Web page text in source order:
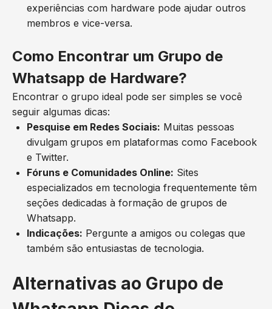
experiências com hardware pode ajudar outros
membros e vice-versa.
Como Encontrar um Grupo de
Whatsapp de Hardware?
Encontrar o grupo ideal pode ser simples se você
seguir algumas dicas:
Pesquise em Redes Sociais: Muitas pessoas
divulgam grupos em plataformas como Facebook
e Twitter.
Fóruns e Comunidades Online: Sites
especializados em tecnologia frequentemente têm
seções dedicadas à formação de grupos de
Whatsapp.
Indicações: Pergunte a amigos ou colegas que
também são entusiastas de tecnologia.
Alternativas ao Grupo de